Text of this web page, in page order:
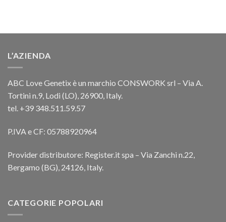
L’AZIENDA
ABC Love Genetix è un marchio CONSWORK srl – Via A.
Tortini n.9, Lodi (LO), 26900, Italy.
tel. +39 348.511.59.57
P.IVA e CF: 05788920964
Provider distributore: Register.it spa – Via Zanchi n.22,
Bergamo (BG), 24126, Italy.
CATEGORIE POPOLARI